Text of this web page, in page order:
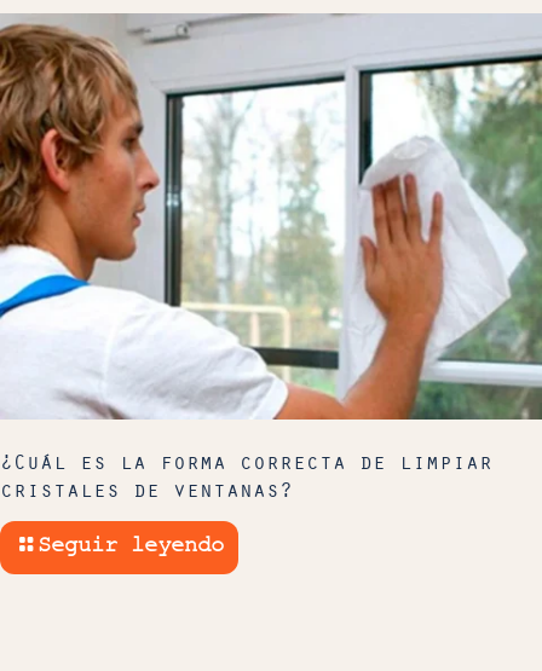
¿Cuál es la forma correcta de limpiar
cristales de ventanas?
Seguir leyendo